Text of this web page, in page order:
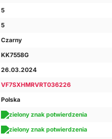
5
5
Czarny
KK7558G
26.03.2024
VF7SXHMRVRT036226
Polska